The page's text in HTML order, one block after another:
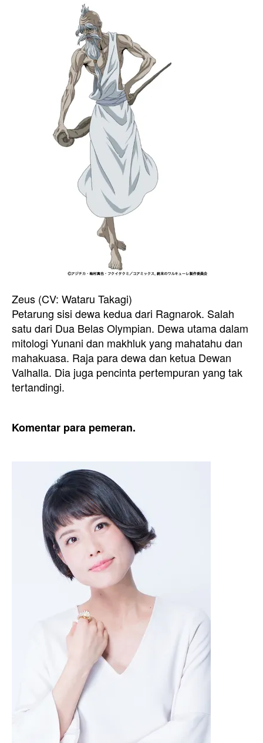
Zeus (CV: Wataru Takagi)
Petarung sisi dewa kedua dari Ragnarok. Salah
satu dari Dua Belas Olympian. Dewa utama dalam
mitologi Yunani dan makhluk yang mahatahu dan
mahakuasa. Raja para dewa dan ketua Dewan
Valhalla. Dia juga pencinta pertempuran yang tak
tertandingi.
Komentar para pemeran.